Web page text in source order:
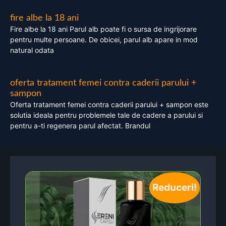
fire albe la 18 ani
Fire albe la 18 ani Parul alb poate fi o sursa de ingrijorare
pentru multe persoane. De obicei, parul alb apare in mod
natural odata
oferta tratament femei contra caderii parului +
sampon
Oferta tratament femei contra caderii parului + sampon este
solutia ideala pentru problemele tale de cadere a parului si
pentru a-ti regenera parul afectat. Brandul
Reduceri!